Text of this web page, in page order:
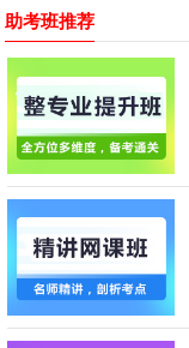
助考班推荐